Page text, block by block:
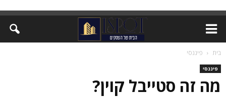
בית פיננסי
פיננסי
מה זה סטייבל קוין?